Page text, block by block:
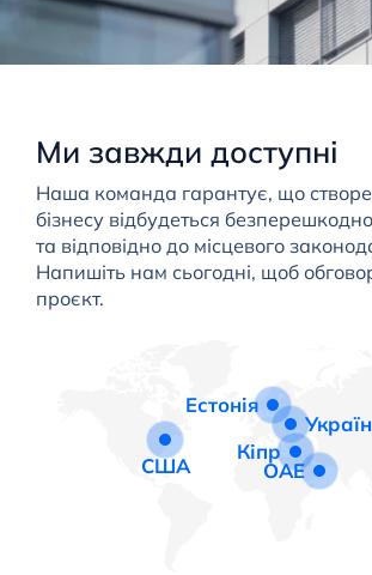
Ми завжди доступні
Наша команда гарантує, що
бізнесу відбудеться
та відповідно до місцевого
Напишіть нам сьогодні, щоб
проєкт.
Естонія
Кіпр
ОАЕ
США